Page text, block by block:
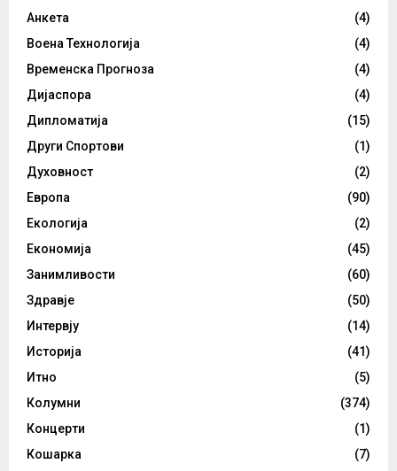
Анкета
(4)
Воена Технологија
(4)
Временска Прогноза
(4)
Дијаспора
(4)
Дипломатија
(15)
Други Спортови
(1)
Духовност
(2)
Европа
(90)
Екологија
(2)
Економија
(45)
Занимливости
(60)
Здравје
(50)
Интервју
(14)
Историја
(41)
Итно
(5)
Колумни
(374)
Концерти
(1)
Кошарка
(7)